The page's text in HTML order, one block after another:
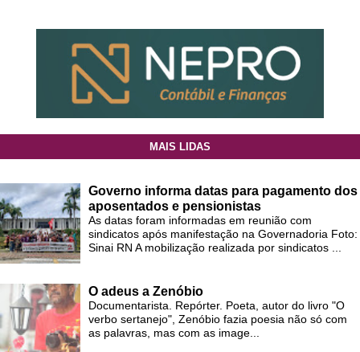
MAIS LIDAS
Governo informa datas para pagamento dos
aposentados e pensionistas
As datas foram informadas em reunião com
sindicatos após manifestação na Governadoria Foto:
Sinai RN A mobilização realizada por sindicatos ...
O adeus a Zenóbio
Documentarista. Repórter. Poeta, autor do livro "O
verbo sertanejo", Zenóbio fazia poesia não só com
as palavras, mas com as image...